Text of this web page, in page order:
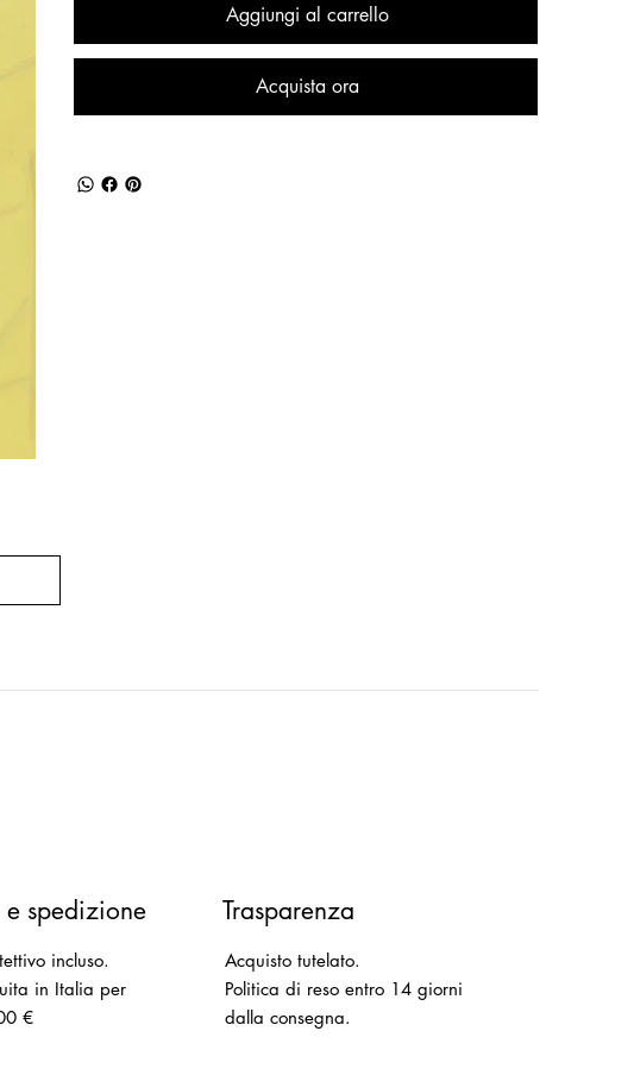
Aggiungi al carrello
Acquista ora
spedizione
incluso.
in Italia per
€
Trasparenza
Acquisto tutelato.
Politica di reso entro 14 giorni
dalla consegna.